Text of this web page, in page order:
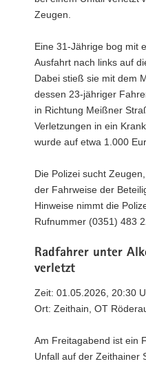
Zeugen.
Eine 31-Jährige bog mit
Ausfahrt nach links auf
Dabei stieß sie mit dem
dessen 23-jähriger
in Richtung Meißner
Verletzungen in ein
wurde auf etwa 1.000
Die Polizei sucht
der Fahrweise der
Hinweise nimmt die
Rufnummer (0351) 483
Radfahrer unter
verletzt
Zeit: 01.05.2026, 20:30
Ort: Zeithain, OT
Am Freitagabend ist ein
Unfall auf der Zeithainer